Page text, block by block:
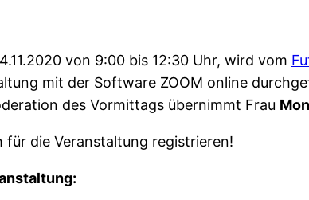
von 9:00 bis 12:30 Uhr, wird vom
mit der Software ZOOM online
des Vormittags übernimmt Frau
für die Veranstaltung registrieren!